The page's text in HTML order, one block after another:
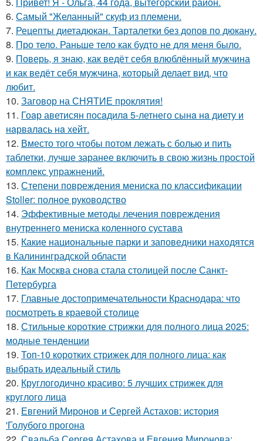
6. Самый "Желанный" скуф из племени.
7. Рецепты диетадюкан. Тарталетки без допов по дюкану.
8. Про тело. Раньше тело как будто не для меня было.
9. Поверь, я знаю, как ведёт себя влюблённый мужчина
и как ведёт себя мужчина, который делает вид, что
любит.
10. Заговор на СНЯТИЕ проклятия!
11. Гоaр аветисян посaдилa 5-летнего сынa нa диету и
нaрвaлaсь нa хейт.
12. Вместо того чтобы потом лежать с болью и пить
таблетки, лучше заранее включить в свою жизнь простой
комплекс упражнений.
13. Степени повреждения мениска по классификации
Stoller: полное руководство
14. Эффективные методы лечения повреждения
внутреннего мениска коленного сустава
15. Какие национальные парки и заповедники находятся
в Калининградской области
16. Как Москва снова стала столицей после Санкт-
Петербурга
17. Главные достопримечательности Краснодара: что
посмотреть в краевой столице
18. Стильные короткие стрижки для полного лица 2025:
модные тенденции
19. Топ-10 коротких стрижек для полного лица: как
выбрать идеальный стиль
20. Круглогодично красиво: 5 лучших стрижек для
круглого лица
21. Евгений Миронов и Сергей Астахов: история
'Голубого прогона